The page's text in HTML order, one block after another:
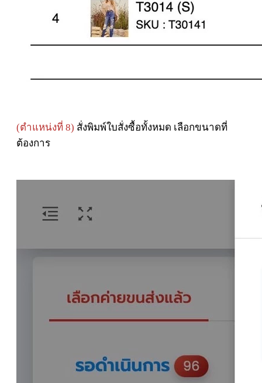
(ตำแหน่งที่ 8) สั่งพิมพ์ใบสั่งซื้อทั้งหมด เลือกขนาดที่
ต้องการ